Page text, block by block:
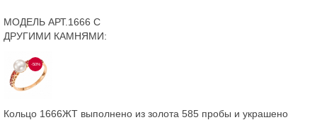
МОДЕЛЬ АРТ.1666 С
ДРУГИМИ КАМНЯМИ:
-50%
Кольцо 1666ЖТ выполнено из золота 585 пробы и украшено